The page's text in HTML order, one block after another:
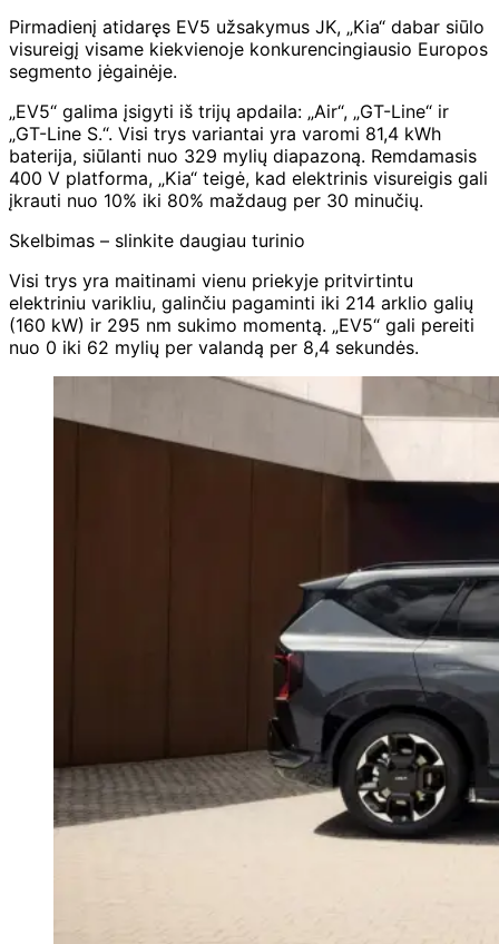
Pirmadienį atidaręs EV5 užsakymus JK, „Kia“ dabar siūlo
visureigį visame kiekvienoje konkurencingiausio Europos
segmento jėgainėje.
„EV5“ galima įsigyti iš trijų apdaila: „Air“, „GT-Line“ ir
„GT-Line S.“. Visi trys variantai yra varomi 81,4 kWh
baterija, siūlanti nuo 329 mylių diapazoną. Remdamasis
400 V platforma, „Kia“ teigė, kad elektrinis visureigis gali
įkrauti nuo 10% iki 80% maždaug per 30 minučių.
Skelbimas – slinkite daugiau turinio
Visi trys yra maitinami vienu priekyje pritvirtintu
elektriniu varikliu, galinčiu pagaminti iki 214 arklio galių
(160 kW) ir 295 nm sukimo momentą. „EV5“ gali pereiti
nuo 0 iki 62 mylių per valandą per 8,4 sekundės.